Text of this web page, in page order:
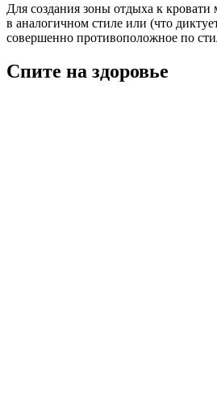
Для создания зоны отдыха к кровати
в аналогичном стиле или (что
совершенно противоположное по
Спите на здоровье